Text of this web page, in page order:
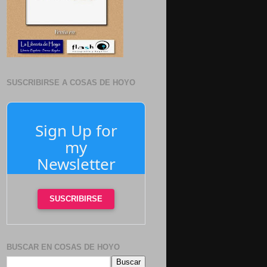
SUSCRIBIRSE A COSAS DE HOYO
Sign Up for
my
Newsletter
SUSCRIBIRSE
BUSCAR EN COSAS DE HOYO